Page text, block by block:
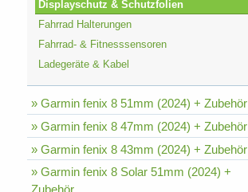
Displayschutz & Schutzfolien
Fahrrad Halterungen
Fahrrad- & Fitnesssensoren
Ladegeräte & Kabel
» Garmin fenix 8 51mm (2024) + Zubehör
» Garmin fenix 8 47mm (2024) + Zubehör
» Garmin fenix 8 43mm (2024) + Zubehör
» Garmin fenix 8 Solar 51mm (2024) +